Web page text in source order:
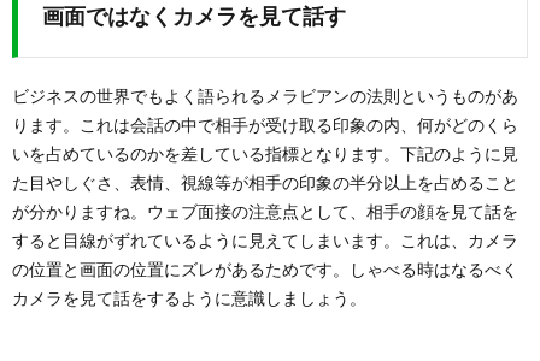
画面ではなくカメラを見て話す
ビジネスの世界でもよく語られるメラビアンの法則というものがあ
ります。これは会話の中で相手が受け取る印象の内、何がどのくら
いを占めているのかを差している指標となります。下記のように見
た目やしぐさ、表情、視線等が相手の印象の半分以上を占めること
が分かりますね。ウェブ面接の注意点として、相手の顔を見て話を
すると目線がずれているように見えてしまいます。これは、カメラ
の位置と画面の位置にズレがあるためです。しゃべる時はなるべく
カメラを見て話をするように意識しましょう。